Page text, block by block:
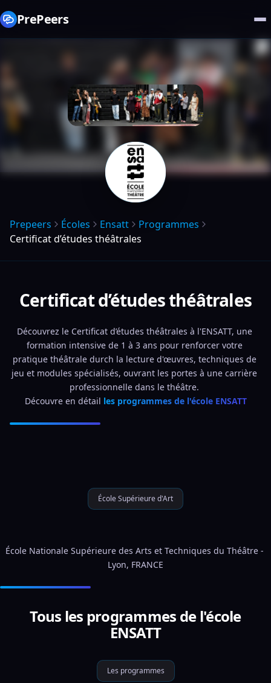
PrePeers
Prepeers Écoles Ensatt
Programmes
Certificat d’études théâtrales
Certificat d’études théâtrales
Découvrez le Certificat d’études théâtrales à l'ENSATT, une
formation intensive de 1 à 3 ans pour renforcer votre
pratique théâtrale durch la lecture d'œuvres, techniques de
jeu et modules spécialisés, ouvrant les portes à une carrière
professionnelle dans le théâtre.
Découvre en détail les programmes de l'école ENSATT
École Supérieure d'Art
École Nationale Supérieure des Arts et Techniques du Théâtre -
Lyon, FRANCE
Tous les programmes de l'école
ENSATT
Les programmes